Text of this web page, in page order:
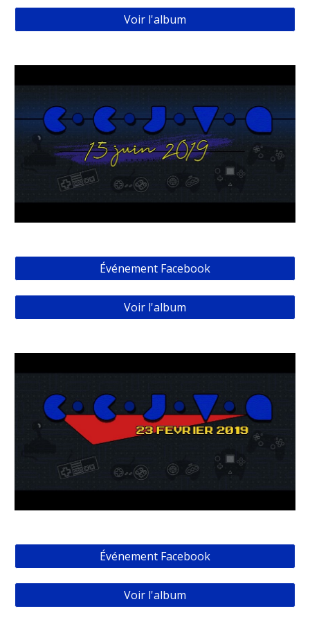
Voir l'album
Événement Facebook
Voir l'album
Événement Facebook
Voir l'album